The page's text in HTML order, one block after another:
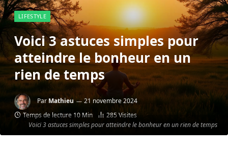
Voici 3 astuces simples pour atteindre le bonheur en un rien de temps
LIFESTYLE
Voici 3 astuces simples pour
atteindre le bonheur en un
rien de temps
Par Mathieu
21 novembre 2024
Temps de lecture 10 Min
285 Visites